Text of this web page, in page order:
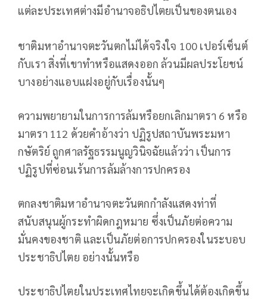
แต่ละประเทศต่างมีอำนาจอธิปไตยเป็นของตนเอง
ชาติมหาอำนาจตะวันตกไม่ได้จริงใจ 100 เปอร์เซ็นต์
กับเรา สิ่งที่เขาทำหรือแสดงออก ล้วนมีผลประโยชน์
บางอย่างแอบแฝงอยู่กับเรื่องนั้นๆ
ความพยายามในการการล้มหรือยกเลิกมาตรา 6 หรือ
มาตรา 112 ด้วยคำอ้างว่า ปฏิรูปสถาบันพระมหา
กษัตริย์ ถูกศาลรัฐธรรมนูญวินิจฉัยแล้วว่า เป็นการ
ปฏิรูปที่ซ่อนเร้นการล้มล้างการปกครอง
ตกลงชาติมหาอำนาจตะวันตกกำลังแสดงท่าที่
สนับสนุนผู้กระทำผิดกฎหมาย ซึ่งเป็นภัยต่อความ
มั่นคงของชาติ และเป็นภัยต่อการปกครองในระบอบ
ประชาธิปไตย อย่างนั้นหรือ
ประชาธิปไตยในประเทศไทยจะเกิดขึ้นได้ต้องเกิดขึ้น